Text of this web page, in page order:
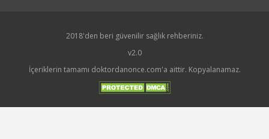
2018'den beri güvenilir sağlık rehberiniz.
v2.0
İçeriklerin tamamı doktordanonce.com'a aittir. Kopyalanamaz.